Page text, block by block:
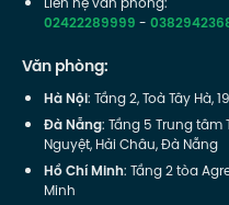
02422289999-
Văn phòng:
Hà Nội: Tầng 2, Toà Tây Hà,
Đà Nẵng: Tầng 5 Trung tâm
Nguyệt, Hải Châu, Đà Nẵng
Hồ Chí Minh: Tầng 2 tòa
Minh